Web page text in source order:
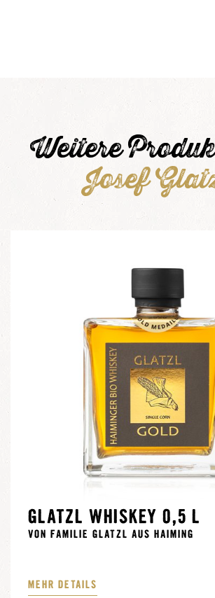
Weitere
Josef
GLATZL WHISKEY 0,5 L
VON FAMILIE GLATZL AUS HAIMING
MEHR DETAILS